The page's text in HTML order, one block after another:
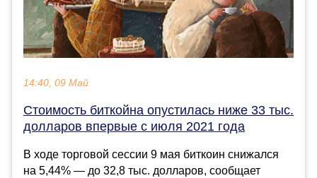
14:40, 09 Май
Стоимость биткойна опустилась ниже 33 тыс.
долларов впервые с июля 2021 года
В ходе торговой сессии 9 мая биткоин снижался
на 5,44% — до 32,8 тыс. долларов, сообщает